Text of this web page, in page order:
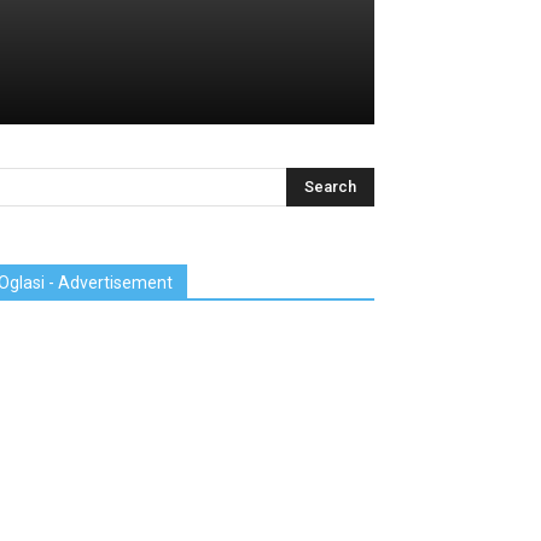
- Advertisement